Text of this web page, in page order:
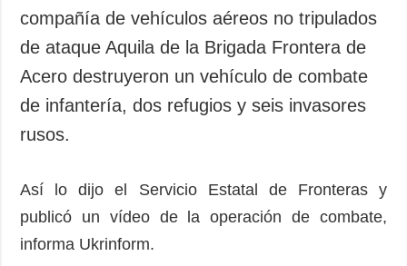
compañía de vehículos aéreos no tripulados
de ataque Aquila de la Brigada Frontera de
Acero destruyeron un vehículo de combate
de infantería, dos refugios y seis invasores
rusos.
Así lo dijo el Servicio Estatal de Fronteras y
publicó un vídeo de la operación de combate,
informa Ukrinform.